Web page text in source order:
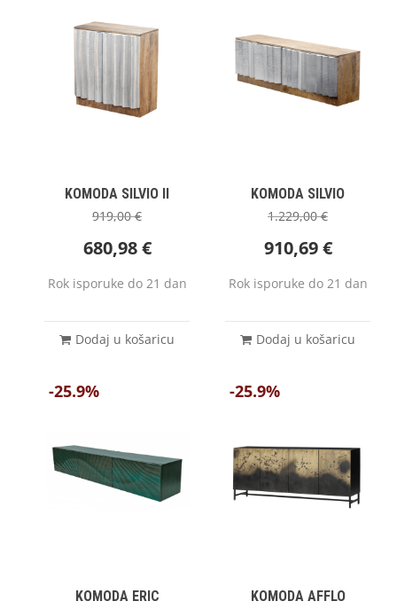
KOMODA SILVIO II
919,00€
680,98€
Rok isporuke do 21 dan
Dodaj u košaricu
KOMODA SILVIO
1.229,00€
910,69€
Rok isporuke do 21 dan
Dodaj u košaricu
-25.9%
KOMODA ERIC
-25.9%
KOMODA AFFLO